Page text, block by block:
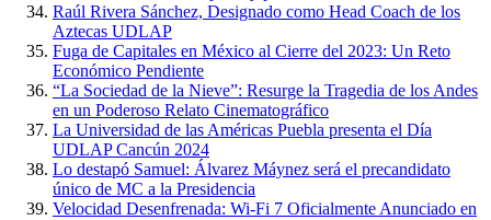
Raúl Rivera Sánchez, Designado como Head Coach de los
Aztecas UDLAP
Fuga de Capitales en México al Cierre del 2023: Un Reto
Económico Pendiente
“La Sociedad de la Nieve”: Resurge la Tragedia de los Andes
en un Poderoso Relato Cinematográfico
La Universidad de las Américas Puebla presenta el Día
UDLAP Cancún 2024
Lo destapó Samuel: Álvarez Máynez será el precandidato
único de MC a la Presidencia
Velocidad Desenfrenada: Wi-Fi 7 Oficialmente Anunciado en